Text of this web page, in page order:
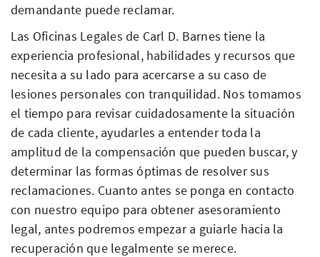
demandante puede reclamar.
Las Oficinas Legales de Carl D. Barnes tiene la
experiencia profesional, habilidades y recursos que
necesita a su lado para acercarse a su caso de
lesiones personales con tranquilidad. Nos tomamos
el tiempo para revisar cuidadosamente la situación
de cada cliente, ayudarles a entender toda la
amplitud de la compensación que pueden buscar, y
determinar las formas óptimas de resolver sus
reclamaciones. Cuanto antes se ponga en contacto
con nuestro equipo para obtener asesoramiento
legal, antes podremos empezar a guiarle hacia la
recuperación que legalmente se merece.